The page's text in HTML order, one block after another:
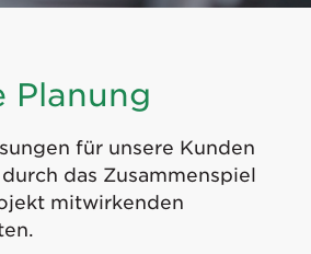
Planung
für unsere Kunden
das Zusammenspiel
mitwirkenden